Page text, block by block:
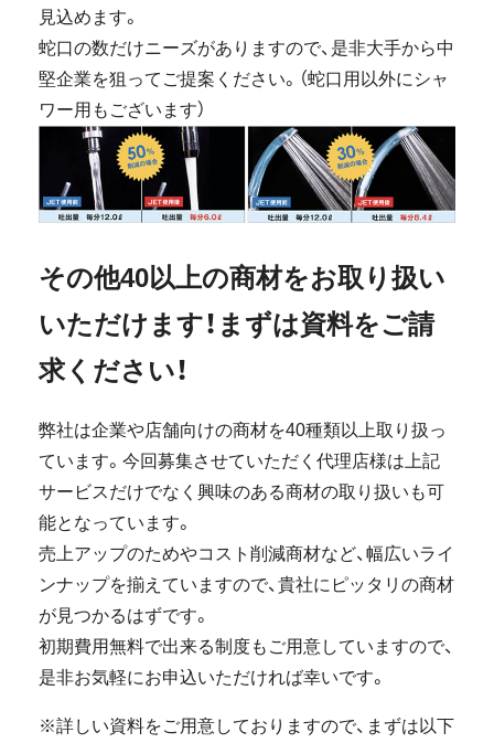
見込めます。
蛇口の数だけニーズがありますので、是非大手から中
堅企業を狙ってご提案ください。（蛇口用以外にシャ
ワー用もございます）
その他40以上の商材をお取り扱い
いただけます！まずは資料をご請
求ください！
弊社は企業や店舗向けの商材を40種類以上取り扱っ
ています。今回募集させていただく代理店様は上記
サービスだけでなく興味のある商材の取り扱いも可
能となっています。
売上アップのためやコスト削減商材など、幅広いライ
ンナップを揃えていますので、貴社にピッタリの商材
が見つかるはずです。
初期費用無料で出来る制度もご用意していますので、
是非お気軽にお申込いただければ幸いです。
※詳しい資料をご用意しておりますので、まずは以下